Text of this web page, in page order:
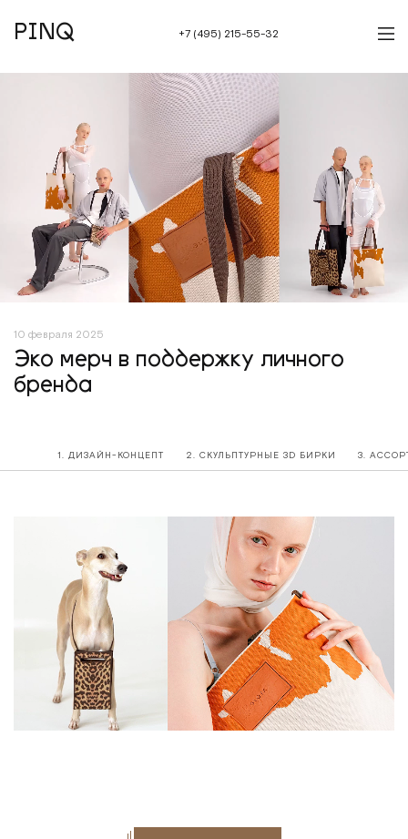
PINQ +7 (495) 215-55-32
10 февраля 2025
Эко мерч в поддержку личного
бренда
1. ДИЗАЙН-КОНЦЕПТ 2. СКУЛЬПТУРНЫЕ 3D БИРКИ 3.